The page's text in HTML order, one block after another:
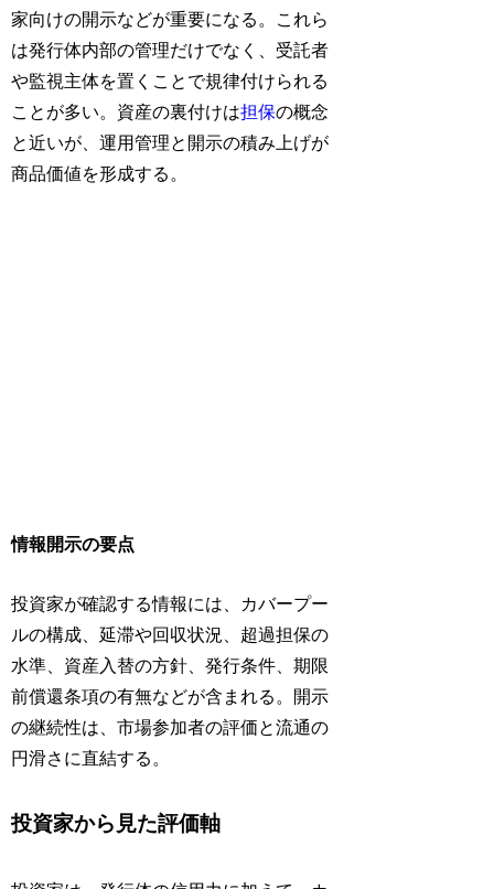
家向けの開示などが重要になる。これら
は発行体内部の管理だけでなく、受託者
や監視主体を置くことで規律付けられる
ことが多い。資産の裏付けは担保の概念
と近いが、運用管理と開示の積み上げが
商品価値を形成する。
情報開示の要点
投資家が確認する情報には、カバープー
ルの構成、延滞や回収状況、超過担保の
水準、資産入替の方針、発行条件、期限
前償還条項の有無などが含まれる。開示
の継続性は、市場参加者の評価と流通の
円滑さに直結する。
投資家から見た評価軸